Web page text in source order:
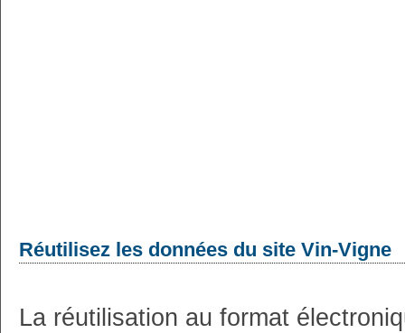
Réutilisez les données du site Vin-Vigne
La réutilisation au format